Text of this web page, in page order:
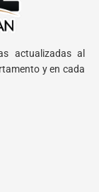
actualizadas al
y en cada